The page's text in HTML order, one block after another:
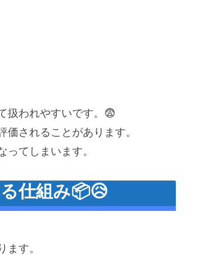
扱われやすいです。😨
されることがあります。
てしまいます。
仕組み📦😥
す。